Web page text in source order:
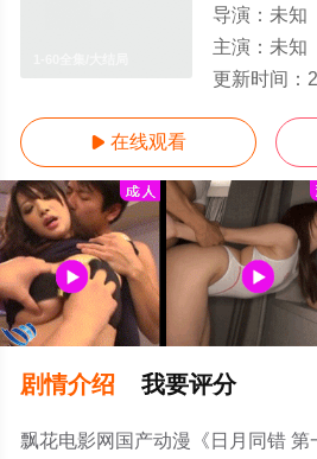
导演： 未知
主演： 未知
更新时间：
 在线观看
剧情介绍 我要评分
飘花电影网国产动漫《日月同错